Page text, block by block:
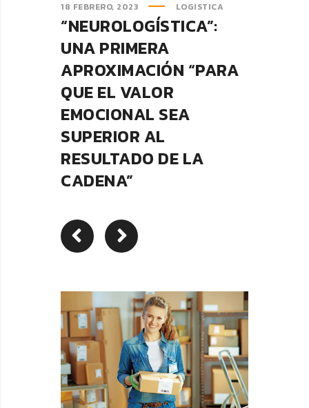
18 FEBRERO, 2023 LOGISTICA
“NEUROLOGÍSTICA”:
UNA PRIMERA
APROXIMACIÓN “PARA
QUE EL VALOR
EMOCIONAL SEA
SUPERIOR AL
RESULTADO DE LA
CADENA”